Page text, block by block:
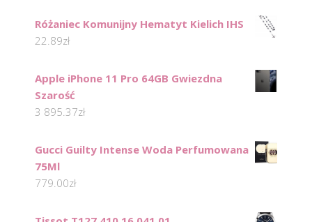
Różaniec Komunijny Hematyt Kielich IHS
22.89zł
Apple iPhone 11 Pro 64GB Gwiezdna
Szarość
3 895.37zł
Gucci Guilty Intense Woda Perfumowana
75Ml
779.00zł